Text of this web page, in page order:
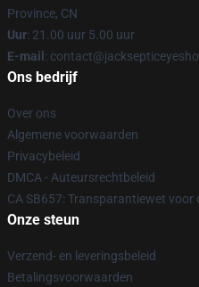
Province, CN
Uur: 21.00 uur 5.00 uur
E-mail :
Ons bedrijf
Over ons
Algemene voorwaarden
Privacybeleid
DMCA - Auteursrechtbeleid
CA SB657: Transparantiewet voor
Onze steun
Verzend- en leveringsbeleid
Betalingsvoorwaarden